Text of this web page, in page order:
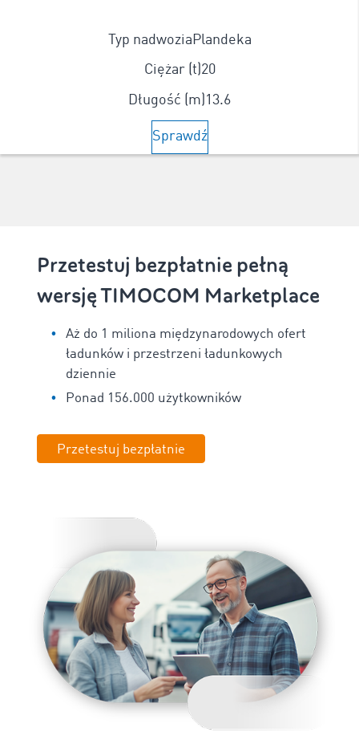
Typ nadwozia Plandeka
Ciężar (t)20
Długość (m)13.6
Sprawdź
Przetestuj bezpłatnie pełną
wersję TIMOCOM Marketplace
Aż do 1 miliona międzynarodowych ofert
ładunków i przestrzeni ładunkowych
dziennie
Ponad 156.000 użytkowników
Przetestuj bezpłatnie